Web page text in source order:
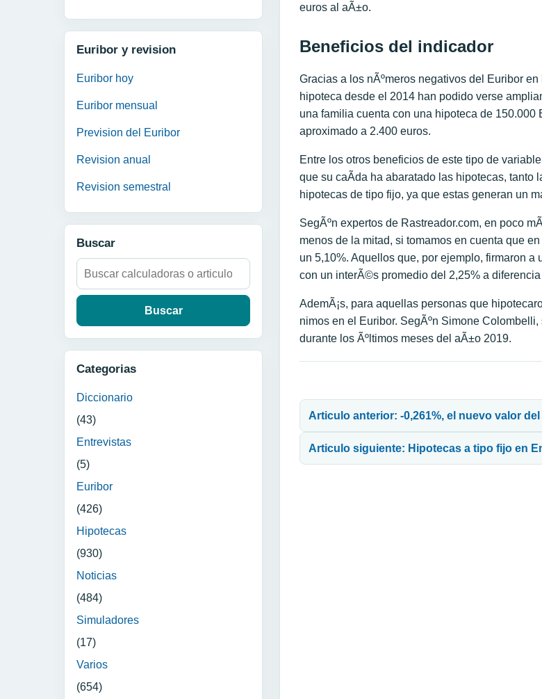
Euribor y revision
Euribor hoy
Euribor mensual
Prevision del Euribor
Revision anual
Revision semestral
Buscar
Buscar:
Categorias
Diccionario
(43)
Entrevistas
(5)
Euribor
(426)
Hipotecas
(930)
Noticias
(484)
Simuladores
(17)
Varios
(654)
euros al aÃ±o.
Beneficios del indicador
Gracias a los nÃºmeros negativos del Euribor
hipoteca desde el 2014 han podido verse
una familia cuenta con una hipoteca de 150.000
aproximado a 2.400 euros.
Entre los otros beneficios de este tipo de
que su caÃ­da ha abaratado las hipotecas, tanto
hipotecas de tipo fijo, ya que estas generan un
SegÃºn expertos de Rastreador.com, en poco
menos de la mitad, si tomamos en cuenta que
un 5,10%. Aquellos que, por ejemplo, firmaron
con un interÃ©s promedio del 2,25% a
AdemÃ¡s, para aquellas personas que
nimos en el Euribor. SegÃºn Simone
durante los Ãºltimos meses del aÃ±o 2019.
Articulo anterior: -0,261%, el nuevo valor
Articulo siguiente: Hipotecas a tipo fijo en